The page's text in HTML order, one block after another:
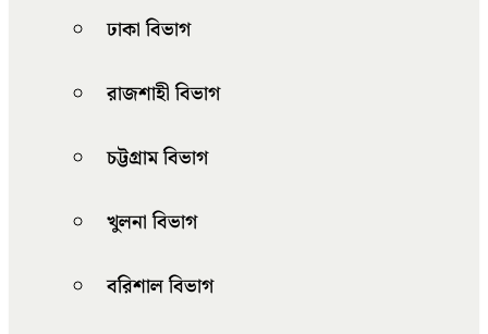
ঢাকা বিভাগ
রাজশাহী বিভাগ
চট্টগ্রাম বিভাগ
খুলনা বিভাগ
বরিশাল বিভাগ